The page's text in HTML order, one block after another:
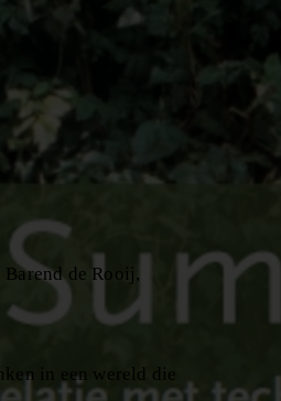
Barend de Rooij
in een wereld die